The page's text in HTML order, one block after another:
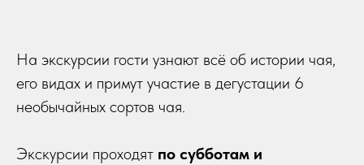
На экскурсии гости узнают всё об истории чая,
его видах и примут участие в дегустации 6
необычайных сортов чая.
Экскурсии проходят по субботам и